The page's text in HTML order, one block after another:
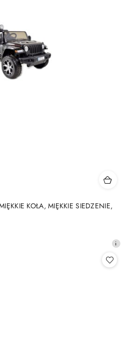
KOŁA, MIĘKKIE SIEDZENIE,